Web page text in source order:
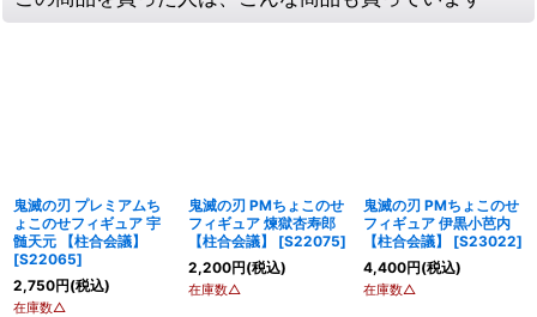
鬼滅の刃 プレミアムち
ょこのせフィギュア 宇
髄天元 【柱合会議】
[S22065]
2,750円(税込)
在庫数△
鬼滅の刃 PMちょこのせ
フィギュア 煉獄杏寿郎
【柱合会議】
[S22075]
2,200円(税込)
在庫数△
鬼滅の刃 PMちょこのせ
フィギュア 伊黒小芭内
【柱合会議】
[S23022]
4,400円(税込)
在庫数△